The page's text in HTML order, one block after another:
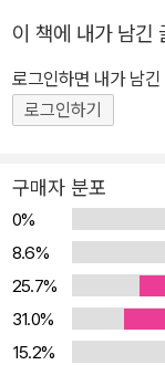
상처 입은 사람들은
있다는 걸 알거든요.”
이 책에 내가 남긴
로그인하면 내가 남
로그인하기
구매자 분포
0%
8.6%
25.7%
31.0%
15.2%